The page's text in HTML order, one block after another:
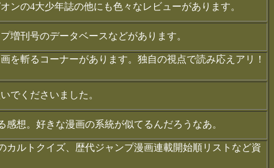
ンの4大少年誌の他にも色々なレビューがあります。
増刊号のデータベースなどがあります。
を斬るコーナーがあります。独自の視点で読み応えアリ！
でくださいました。
想。好きな漫画の系統が似てるんだろうなあ。
カルトクイズ、歴代ジャンプ漫画連載開始順リストなど資